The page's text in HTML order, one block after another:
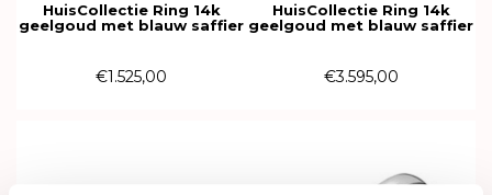
HuisCollectie Ring 14k
geelgoud met blauw saffier
€1.525,00
HuisCollectie Ring 14k
geelgoud met blauw saffier
€3.595,00